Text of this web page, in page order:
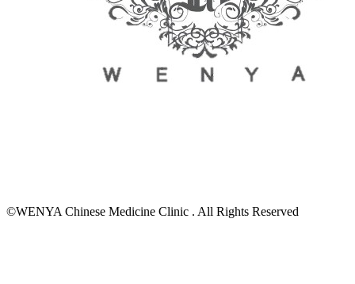
Hindi
©WENYA Chinese Medicine Clinic . All Rights Reserved